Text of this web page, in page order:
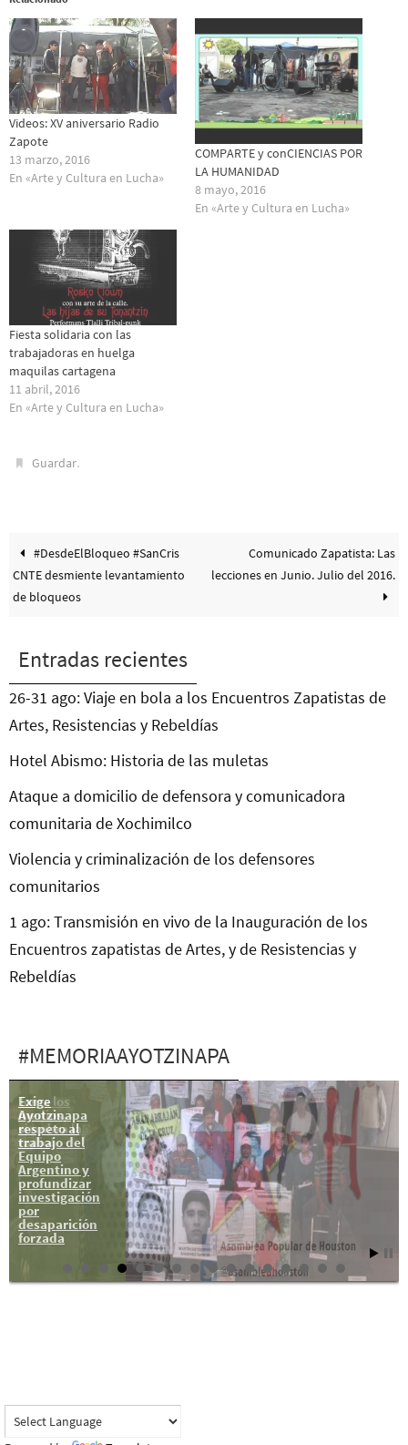
Videos: XV aniversario Radio
Zapote
13 marzo, 2016
En «Arte y Cultura en Lucha»
COMPARTE y conCIENCIAS POR
LA HUMANIDAD
8 mayo, 2016
En «Arte y Cultura en Lucha»
Fiesta solidaria con las
trabajadoras en huelga
maquilas cartagena
11 abril, 2016
En «Arte y Cultura en Lucha»
Guardar.
#DesdeElBloqueo #SanCris
CNTE desmiente levantamiento
de bloqueos
Comunicado Zapatista: Las
lecciones en Junio. Julio del 2016.
Entradas recientes
26-31 ago: Viaje en bola a los Encuentros Zapatistas de
Artes, Resistencias y Rebeldías
Hotel Abismo: Historia de las muletas
Ataque a domicilio de defensora y comunicadora
comunitaria de Xochimilco
Violencia y criminalización de los defensores
comunitarios
1 ago: Transmisión en vivo de la Inauguración de los
Encuentros zapatistas de Artes, y de Resistencias y
Rebeldías
#MEMORIAAYOTZINAPA
Toma los
medios,
siembra la
radio!
Exige
Ayotzinapa
respeto al
trabajo del
Equipo
Argentino y
profundizar
investigación
por
desaparición
forzada